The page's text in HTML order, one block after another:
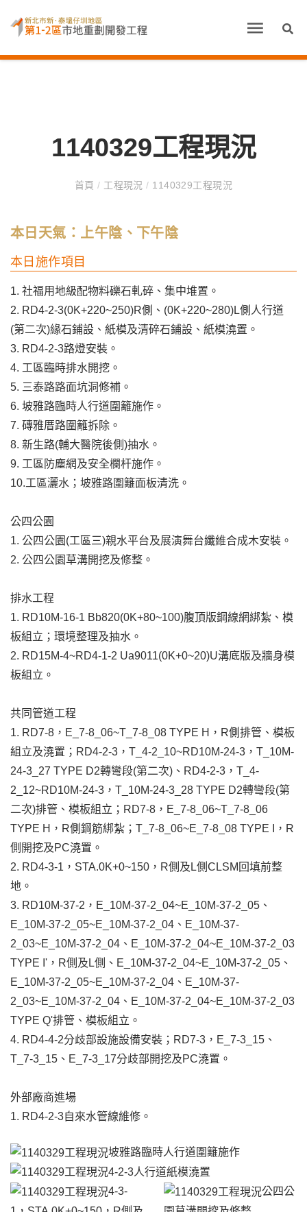
1140329工程現況
首頁/ 工程現況/ 1140329工程現況
本日天氣：上午陰、下午陰
本日施作項目
1. 社福用地級配物料礫石軋碎、集中堆置。
2. RD4-2-3(0K+220~250)R側、(0K+220~280)L側人行道
(第二次)緣石鋪設、紙模及清碎石鋪設、紙模澆置。
3. RD4-2-3路燈安裝。
4. 工區臨時排水開挖。
5. 三泰路路面坑洞修補。
6. 坡雅路臨時人行道圍籬施作。
7. 磚雅厝路圍籬拆除。
8. 新生路(輔大醫院後側)抽水。
9. 工區防塵網及安全欄杆施作。
10.工區灑水；坡雅路圍籬面板清洗。
公四公園
1. 公四公園(工區三)親水平台及展演舞台纖維合成木安裝。
2. 公四公園草溝開挖及修整。
排水工程
1. RD10M-16-1 Bb820(0K+80~100)腹頂版鋼線網綁紮、模
板組立；環境整理及抽水。
2. RD15M-4~RD4-1-2 Ua9011(0K+0~20)U溝底版及牆身模
板組立。
共同管道工程
1. RD7-8，E_7-8_06~T_7-8_08 TYPE H，R側排管、模板
組立及澆置；RD4-2-3，T_4-2_10~RD10M-24-3，T_10M-
24-3_27 TYPE D2轉彎段(第二次)、RD4-2-3，T_4-
2_12~RD10M-24-3，T_10M-24-3_28 TYPE D2轉彎段(第
二次)排管、模板組立；RD7-8，E_7-8_06~T_7-8_06
TYPE H，R側鋼筋綁紮；T_7-8_06~E_7-8_08 TYPE I，R
側開挖及PC澆置。
2. RD4-3-1，STA.0K+0~150，R側及L側CLSM回填前整
地。
3. RD10M-37-2，E_10M-37-2_04~E_10M-37-2_05、
E_10M-37-2_05~E_10M-37-2_04、E_10M-37-
2_03~E_10M-37-2_04、E_10M-37-2_04~E_10M-37-2_03
TYPE I'，R側及L側、E_10M-37-2_04~E_10M-37-2_05、
E_10M-37-2_05~E_10M-37-2_04、E_10M-37-
2_03~E_10M-37-2_04、E_10M-37-2_04~E_10M-37-2_03
TYPE Q'排管、模板組立。
4. RD4-4-2分歧部設施設備安裝；RD7-3，E_7-3_15、
T_7-3_15、E_7-3_17分歧部開挖及PC澆置。
外部廠商進場
1. RD4-2-3自來水管線維修。
坡雅路臨時人行道圍籬施作
4-2-3人行道紙模澆置
4-3-
公四公